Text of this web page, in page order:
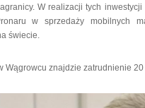
W realizacji tych
w sprzedaży mobilnych
świecie.
Wągrowcu znajdzie zatrudnienie